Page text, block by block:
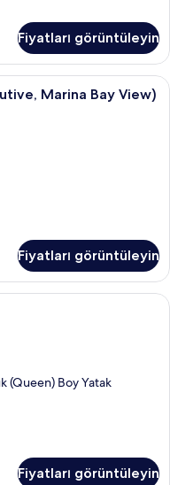
Fiyatları görüntüleyin
kombinasyonu, ücretsiz
Marina Bay View)
Fiyatları görüntüleyin
Oda, Birden Çok Yatak |
(Queen) Boy Yatak
Fiyatları görüntüleyin